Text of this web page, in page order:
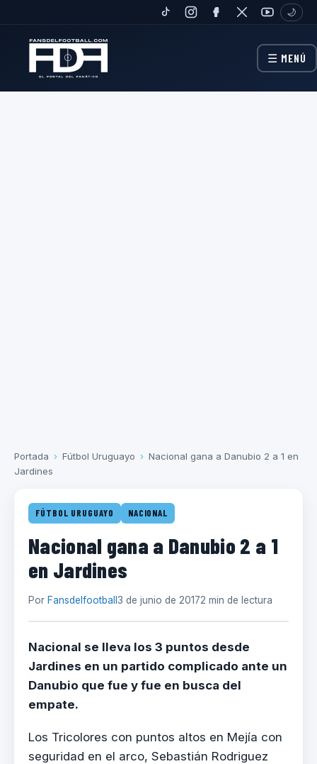
TIKTOKINSTAGRAMFANPAGETWITTERYOUTUBE
🌙
☰ MENÚ
Portada › Fútbol Uruguayo › Nacional gana a Danubio 2 a 1 en
Jardines
FÚTBOL URUGUAYO NACIONAL
Nacional gana a Danubio 2 a 1
en Jardines
Por Fansdelfootball 3 de junio de 20172 min de lectura
Nacional se lleva los 3 puntos desde
Jardines en un partido complicado ante un
Danubio que fue y fue en busca del
empate.
Los Tricolores con puntos altos en Mejía con
seguridad en el arco, Sebastián Rodriguez